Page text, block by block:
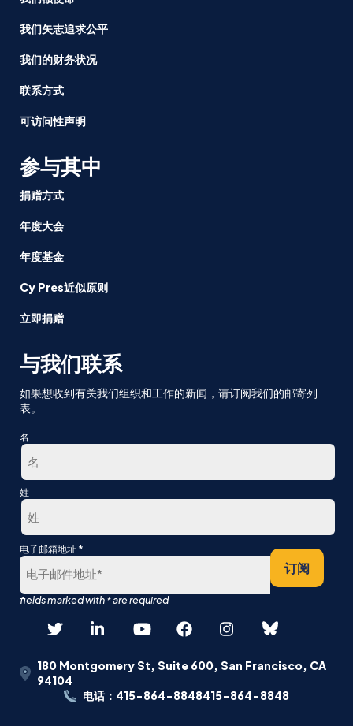
我们矢志追求公平
我们的财务状况
联系方式
可访问性声明
参与其中
捐赠方式
年度大会
年度基金
Cy Pres近似原则
立即捐赠
与我们联系
如果想收到有关我们组织和工作的新闻，请订阅我们的邮寄列
表。
名
第
姓
最
后
电子邮箱地址 *
订阅
180 Montgomery St, Suite 600, San Francisco, CA
94104
电话：415-864-8848415-864-8848